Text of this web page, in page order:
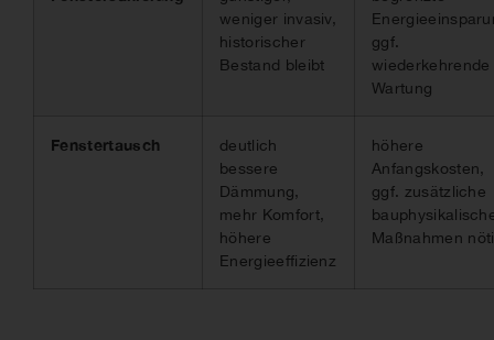
weniger invasiv,
historischer
Bestand bleibt
ggf.
wiederkehrende
Wartung
Fenstertausch
deutlich
bessere
Dämmung,
mehr Komfort,
höhere
Energieeffizienz
höhere
Anfangskosten,
ggf. zusätzliche
Maßnahmen